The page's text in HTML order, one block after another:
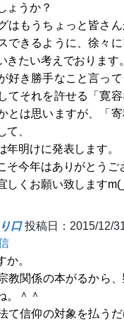
ょうか？
はもうちょっと皆さ
できるように、徐々
きたい考えでおります。
好き勝手なこと言っ
てそれを許せる「寛
とは思いますが、「
て、
年明けに発表します。
そ今年はありがとうご
しくお願い致します
口 投稿日：2015/12/
か。
教関係の本がるから
。＾＾
て信仰の対象を払う